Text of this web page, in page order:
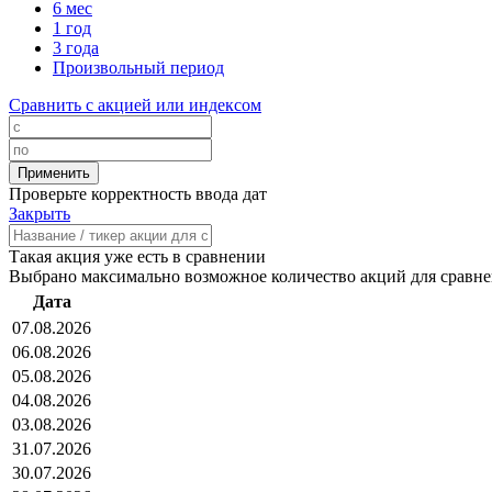
6 мес
1 год
3 года
Произвольный период
Сравнить с акцией или индексом
Проверьте корректность ввода дат
Закрыть
Такая акция уже есть в сравнении
Выбрано максимально возможное количество акций для
Дата
07.08.2026
06.08.2026
05.08.2026
04.08.2026
03.08.2026
31.07.2026
30.07.2026